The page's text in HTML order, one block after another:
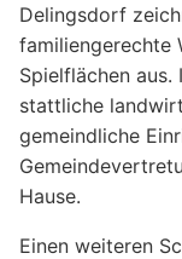
Delingsdorf
familiengerechte
Spielflächen
stattliche
gemeindliche
Hause.
Einen weiteren